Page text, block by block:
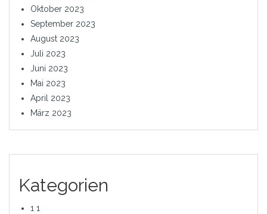
Oktober 2023
September 2023
August 2023
Juli 2023
Juni 2023
Mai 2023
April 2023
März 2023
Kategorien
1 1